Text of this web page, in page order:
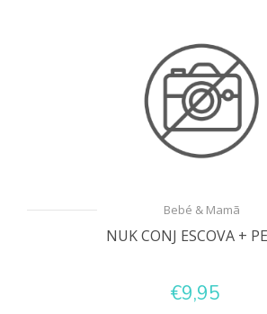
Bebé & Mamã
NUK CONJ ESCOVA +
€9,95